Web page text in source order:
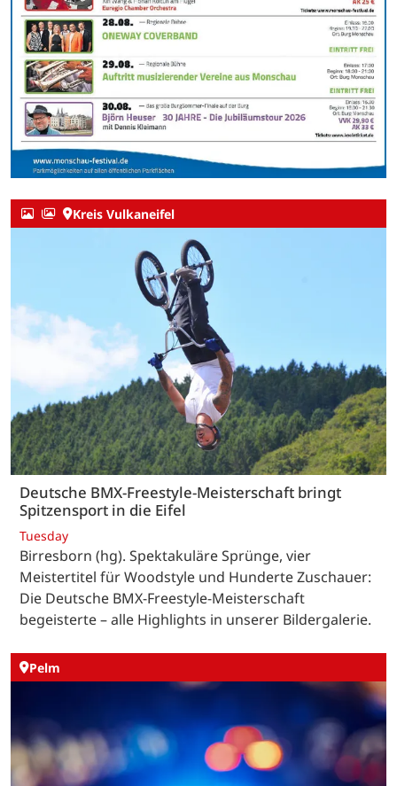
Kreis Vulkaneifel
Deutsche BMX-Freestyle-Meisterschaft bringt
Spitzensport in die Eifel
Tuesday
Birresborn (hg). Spektakuläre Sprünge, vier
Meistertitel für Woodstyle und Hunderte Zuschauer:
Die Deutsche BMX-Freestyle-Meisterschaft
begeisterte – alle Highlights in unserer Bildergalerie.
Pelm